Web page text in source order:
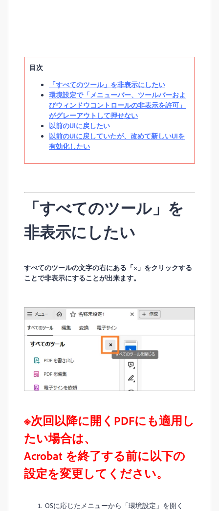
目次
「すべてのツール」を非表示にしたい
環境設定で「メニューバー、ツールバーおよ
びウィンドウコントロールの非表示を許可」
がグレーアウトして押せない
以前のUIに戻したい
以前のUIに戻していたが、改めて新しいUIを
有効化したい
「すべてのツール」を
非表示にしたい
すべてのツールの文字の右にある「×」をクリックする
ことで非表示にすることが出来ます。
※次回以降に開くPDFにも適用し
たい場合は、
Acrobat を終了する前に以下の
設定を変更してください。
OSに応じたメニューから「環境設定」を開く